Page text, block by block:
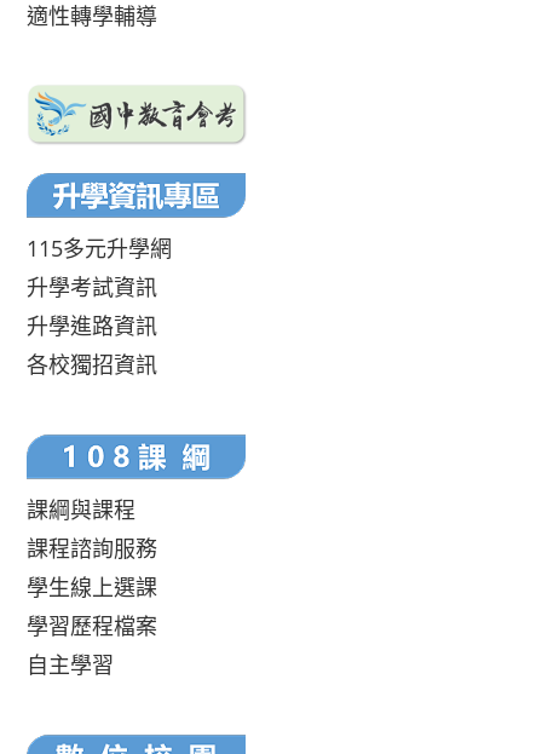
適性轉學輔導
115多元升學網
升學考試資訊
升學進路資訊
各校獨招資訊
課綱與課程
課程諮詢服務
學生線上選課
學習歷程檔案
自主學習